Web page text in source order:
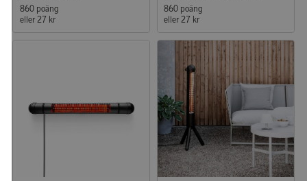
860 poäng
eller 27 kr
860 poäng
eller 27 kr